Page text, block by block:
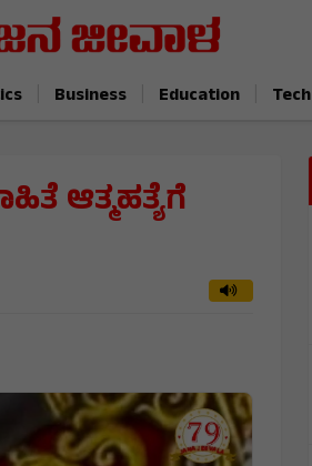
Business Education Tech
ಆತ್ಮಹತ್ಯೆಗೆ